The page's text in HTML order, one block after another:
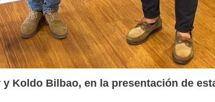
Koldo Bilbao, en la presentación de